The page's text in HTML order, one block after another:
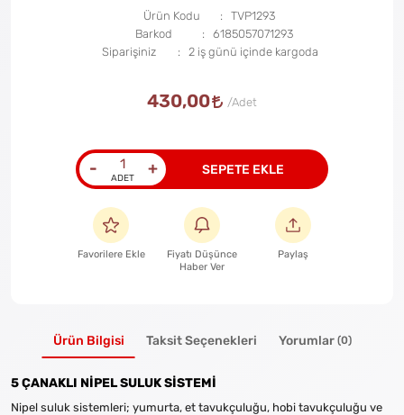
Ürün Kodu
TVP1293
Barkod
6185057071293
Siparişiniz
2 iş günü içinde kargoda
430,00
- + SEPETE EKLE
Favorilere Ekle
Fiyatı Düşünce
Haber Ver
Paylaş
Ürün Bilgisi Taksit Seçenekleri Yorumlar (0)
5 ÇANAKLI NİPEL SULUK SİSTEMİ
Nipel suluk sistemleri; yumurta, et tavukçuluğu, hobi tavukçuluğu ve